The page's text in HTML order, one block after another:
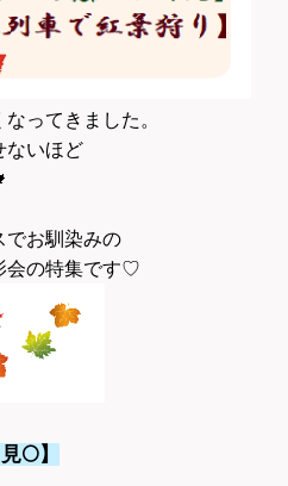
ってきました。
ないほど
でお馴染みの
会の特集です♡
🌕】